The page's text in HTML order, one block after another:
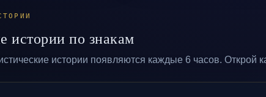
истории по знакам
истории появляются каждые 6 часов. Открой